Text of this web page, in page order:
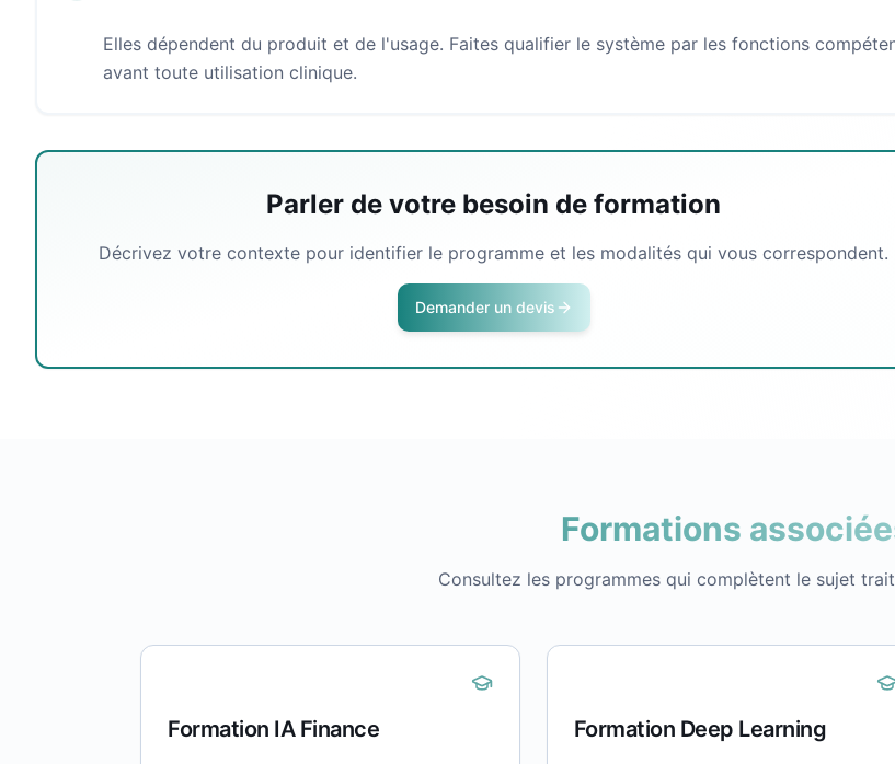
Elles dépendent du produit et de l'usage. Faites qualifier le système par les fonctions
avant toute utilisation clinique.
Parler de votre besoin de formation
Décrivez votre contexte pour identifier le programme et les modalités qui vous correspondent.
Demander un devis
Formations
Consultez les programmes qui complètent le sujet
Formation IA Finance Formation Deep Learning